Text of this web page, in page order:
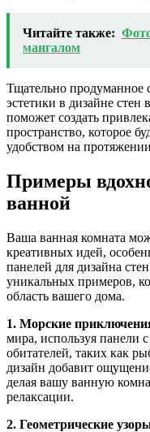
Читайте также:
мангалом
Тщательно продуманное
эстетики в дизайне
поможет создать
пространство, которое
удобством на
Примеры
ванной
Ваша ванная комната
креативных идей,
панелей для дизайна
уникальных примеров,
область вашего дома.
1. Морские
мира, используя панели
обитателей, таких как
дизайн добавит
делая вашу ванную
релаксации.
2. Геометрические